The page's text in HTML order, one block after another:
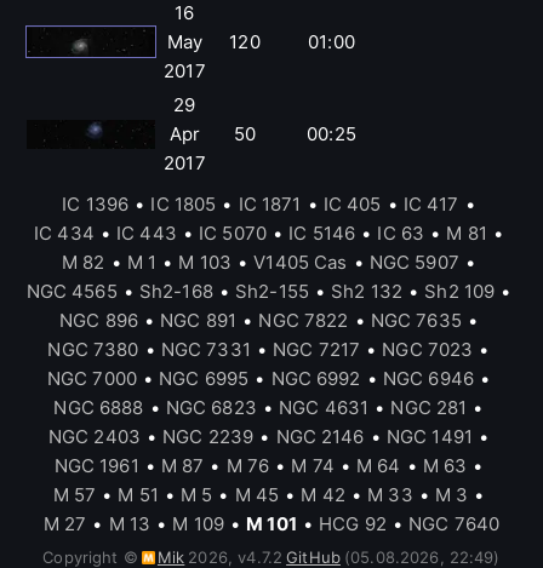
16
May
2017
120 01:00
29
Apr
2017
50 00:25
IC 1396 • IC 1805 • IC 1871 • IC 405 • IC 417 •
IC 434 • IC 443 • IC 5070 • IC 5146 • IC 63 • M 81 •
M 82 • M 1 • M 103 • V1405 Cas • NGC 5907 •
NGC 4565 • Sh2-168 • Sh2-155 • Sh2 132 • Sh2 109 •
NGC 896 • NGC 891 • NGC 7822 • NGC 7635 •
NGC 7380 • NGC 7331 • NGC 7217 • NGC 7023 •
NGC 7000 • NGC 6995 • NGC 6992 • NGC 6946 •
NGC 6888 • NGC 6823 • NGC 4631 • NGC 281 •
NGC 2403 • NGC 2239 • NGC 2146 • NGC 1491 •
NGC 1961 • M 87 • M 76 • M 74 • M 64 • M 63 •
M 57 • M 51 • M 5 • M 45 • M 42 • M 33 • M 3 •
M 27 • M 13 • M 109 • M 101 • HCG 92 • NGC 7640
Copyright © Mik 2026 v4.7.2 GitHub (05.08.2026, 22:49)